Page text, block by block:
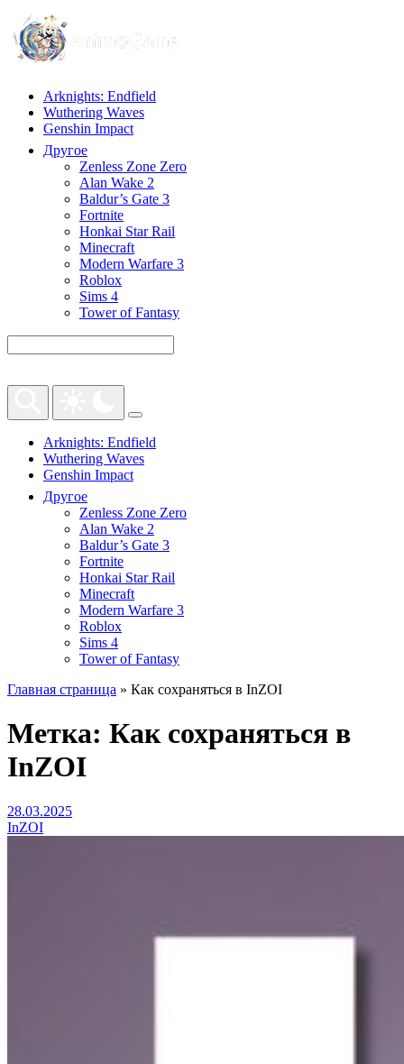
Arknights: Endfield
Wuthering Waves
Genshin Impact
Другое
Zenless Zone Zero
Alan Wake 2
Baldur’s Gate 3
Fortnite
Honkai Star Rail
Minecraft
Modern Warfare 3
Roblox
Sims 4
Tower of Fantasy
Arknights: Endfield
Wuthering Waves
Genshin Impact
Другое
Zenless Zone Zero
Alan Wake 2
Baldur’s Gate 3
Fortnite
Honkai Star Rail
Minecraft
Modern Warfare 3
Roblox
Sims 4
Tower of Fantasy
Главная страница » Как сохраняться в InZOI
Метка: Как сохраняться в
InZOI
28.03.2025
InZOI